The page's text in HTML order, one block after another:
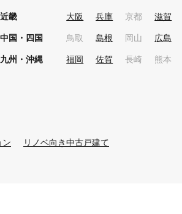
近畿 大阪 兵庫 京都 滋賀
中国・四国 鳥取 島根 岡山 広島
九州・沖縄 福岡 佐賀 長崎 熊本
ン リノベ向き中古戸建て